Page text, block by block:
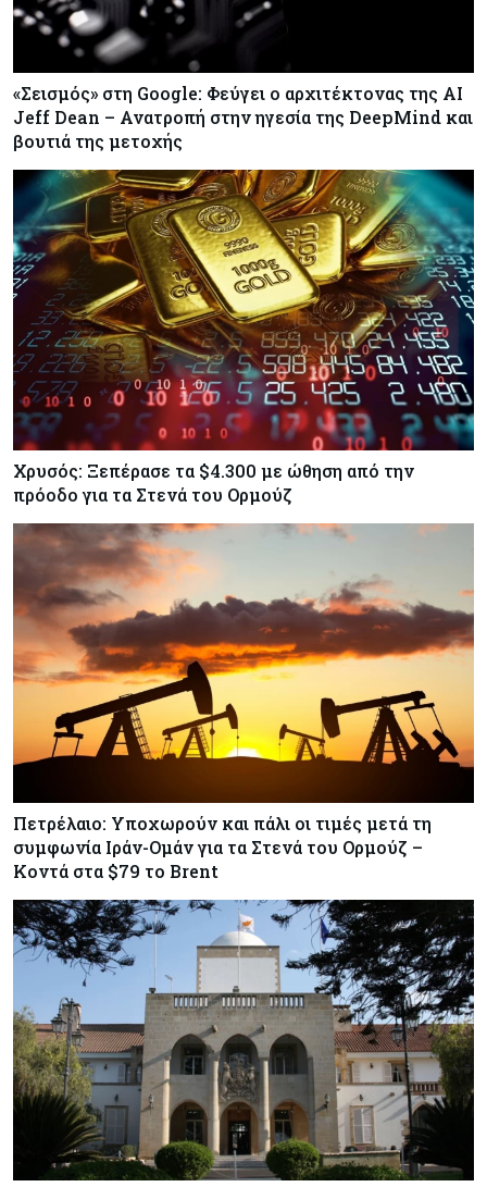
Κύπρος
Τον Σεπτέμβριο αρχίζει ο διάλογος για τις άδειες
ασθενείας στο Δημόσιο
Κόσμος
Η Ρωσία επεκτείνει τον «σκιώδη» στόλο LNG
ενόψει των νέων ευρωπαϊκών κυρώσεων
Κόσμος 05-08-2026
Τζεφ Μπέζος και Λεονάρντο Ντι Κάπριο
ενώνουν τις δυνάμεις τους σε deal μαμούθ $200
εκατ.
«Σεισμός» στη Google: Φεύγει ο αρχιτέκτονας της AI
Jeff Dean – Ανατροπή στην ηγεσία της DeepMind και
βουτιά της μετοχής
Χρυσός: Ξεπέρασε τα $4.300 με ώθηση από την
πρόοδο για τα Στενά του Ορμούζ
Πετρέλαιο: Υποχωρούν και πάλι οι τιμές μετά τη
συμφωνία Ιράν-Ομάν για τα Στενά του Ορμούζ –
Κοντά στα $79 το Brent